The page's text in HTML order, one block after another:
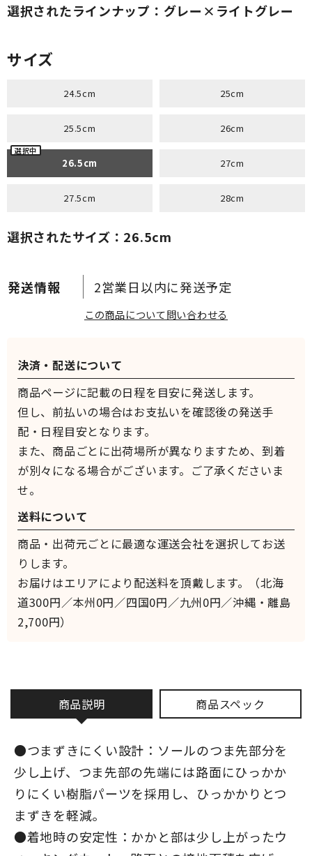
2営業日以内に発送予定
選択されたラインナップ：グレー×ライトグレー
サイズ
24.5cm 25cm
25.5cm 26cm
26.5cm 27cm
27.5cm 28cm
選択されたサイズ：26.5cm
この商品について問い合わせる
商品説明 商品スペック
●つまずきにくい設計：ソールのつま先部分を
少し上げ、つま先部の先端には路面にひっかか
りにくい樹脂パーツを採用し、ひっかかりとつ
まずきを軽減。
●着地時の安定性：かかと部は少し上がったウ
決済・配送について
商品ページに記載の日程を目安に発送します。
但し、前払いの場合はお支払いを確認後の発送手
配・日程目安となります。
また、商品ごとに出荷場所が異なりますため、到着
が別々になる場合がございます。ご了承くださいま
せ。
送料について
商品・出荷元ごとに最適な運送会社を選択してお送
りします。
お届けはエリアにより配送料を頂戴します。（北海
道300円／本州0円／四国0円／九州0円／沖縄・離島
2,700円）